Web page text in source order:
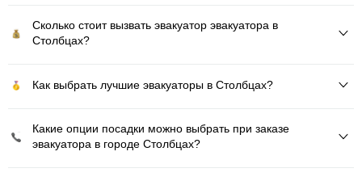
Сколько стоит вызвать эвакуатор эвакуатора в
Столбцах?
Как выбрать лучшие эвакуаторы в Столбцах?
Какие опции посадки можно выбрать при заказе
эвакуатора в городе Столбцах?